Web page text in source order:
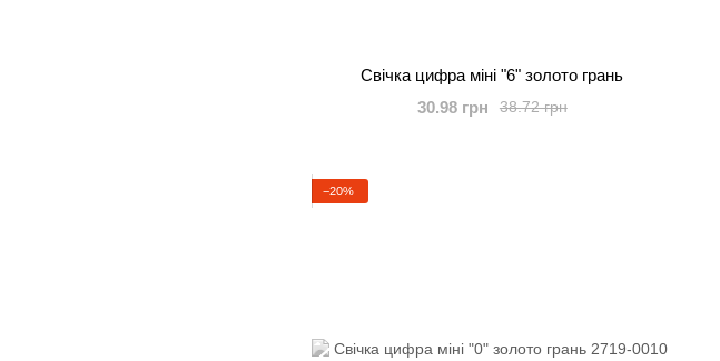
Свічка цифра міні "6" золото грань
38.72 грн
30.98 грн
−20%